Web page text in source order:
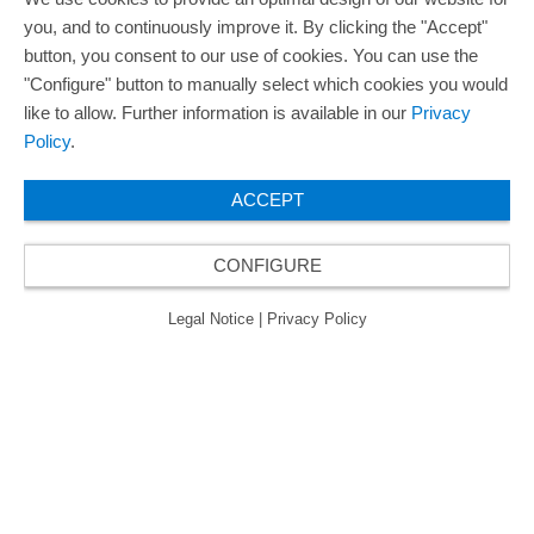
you, and to continuously improve it. By clicking the "Accept"
button, you consent to our use of cookies. You can use the
"Configure" button to manually select which cookies you would
like to allow. Further information is available in our Privacy
Policy.
ACCEPT
CONFIGURE
Legal Notice Privacy Policy